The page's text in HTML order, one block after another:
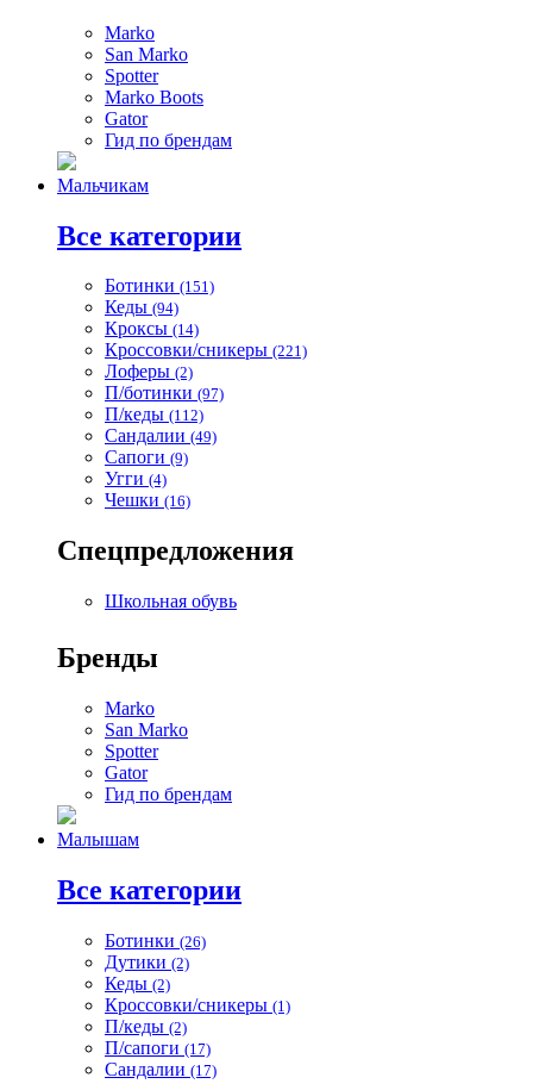
Marko
San Marko
Spotter
Marko Boots
Gator
Гид по брендам
Мальчикам
Все категории
Ботинки (151)
Кеды (94)
Кроксы (14)
Кроссовки/сникеры (221)
Лоферы (2)
П/ботинки (97)
П/кеды (112)
Сандалии (49)
Сапоги (9)
Угги (4)
Чешки (16)
Спецпредложения
Школьная обувь
Бренды
Marko
San Marko
Spotter
Gator
Гид по брендам
Малышам
Все категории
Ботинки (26)
Дутики (2)
Кеды (2)
Кроссовки/сникеры (1)
П/кеды (2)
П/сапоги (17)
Сандалии (17)